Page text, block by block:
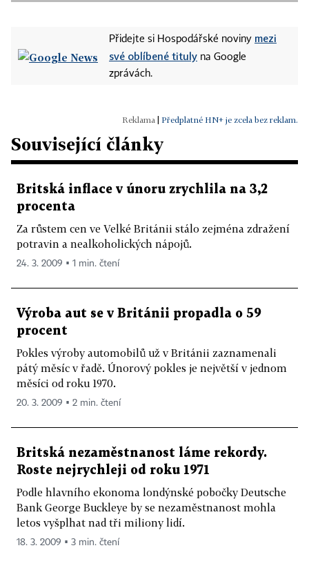
Přidejte si Hospodářské noviny mezi
své oblíbené tituly na Google
zprávách.
Předplatné HN+ je zcela bez reklam.
Související články
Britská inflace v únoru zrychlila na 3,2
procenta
Za růstem cen ve Velké Británii stálo zejména zdražení
potravin a nealkoholických nápojů.
24. 3. 2009 ▪ 1 min. čtení
Výroba aut se v Británii propadla o 59
procent
Pokles výroby automobilů už v Británii zaznamenali
pátý měsíc v řadě. Únorový pokles je největší v jednom
měsíci od roku 1970.
20. 3. 2009 ▪ 2 min. čtení
Britská nezaměstnanost láme rekordy.
Roste nejrychleji od roku 1971
Podle hlavního ekonoma londýnské pobočky Deutsche
Bank George Buckleye by se nezaměstnanost mohla
letos vyšplhat nad tři miliony lidí.
18. 3. 2009 ▪ 3 min. čtení